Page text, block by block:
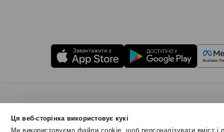
Ця веб-сторінка використовує кукі
Ми використовуємо файли cookie, щоб персоналізувати вміст і
© 2015 - 2026. ТОВ «СендПульс». Всі права